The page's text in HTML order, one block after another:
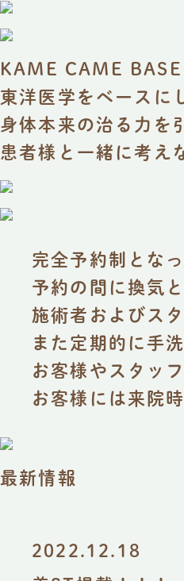
KAME CAME
東洋医学をベースに
身体本来の治る力を
患者様と一緒に考え
完全予約制とな
予約の間に換気
施術者およびス
また定期的に手
お客様やスタッ
お客様には来院
最新情報
2022.12.18